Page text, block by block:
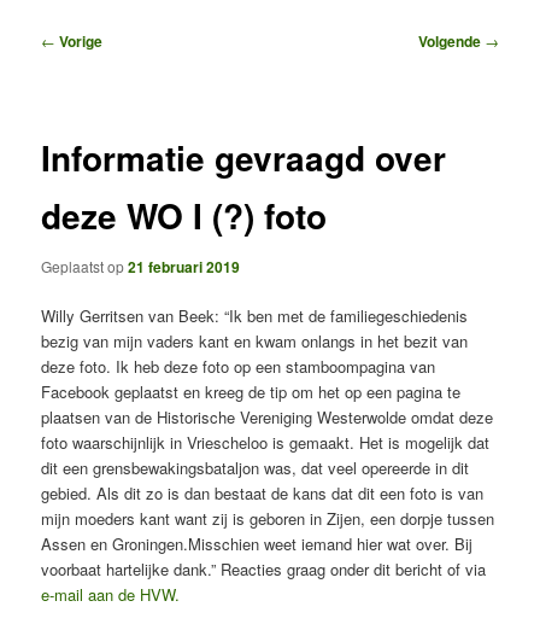
Bericht
← Vorige Volgende →
Informatie gevraagd over
deze WO I (?) foto
Geplaatst op21 februari 2019
Willy Gerritsen van Beek: “Ik ben met de familiegeschiedenis
bezig van mijn vaders kant en kwam onlangs in het bezit van
deze foto. Ik heb deze foto op een stamboompagina van
Facebook geplaatst en kreeg de tip om het op een pagina te
plaatsen van de Historische Vereniging Westerwolde omdat deze
foto waarschijnlijk in Vriescheloo is gemaakt. Het is mogelijk dat
dit een grensbewakingsbataljon was, dat veel opereerde in dit
gebied. Als dit zo is dan bestaat de kans dat dit een foto is van
mijn moeders kant want zij is geboren in Zijen, een dorpje tussen
Assen en Groningen.Misschien weet iemand hier wat over. Bij
voorbaat hartelijke dank.” Reacties graag onder dit bericht of via
e-mail aan de HVW.